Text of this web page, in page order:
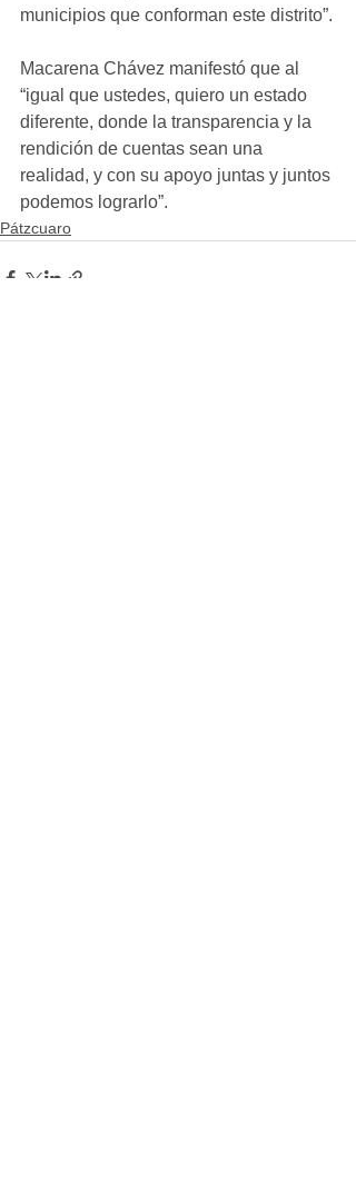
municipios que conforman este distrito”.
Macarena Chávez manifestó que al
“igual que ustedes, quiero un estado
diferente, donde la transparencia y la
rendición de cuentas sean una
realidad, y con su apoyo juntas y juntos
podemos lograrlo”.
Pátzcuaro